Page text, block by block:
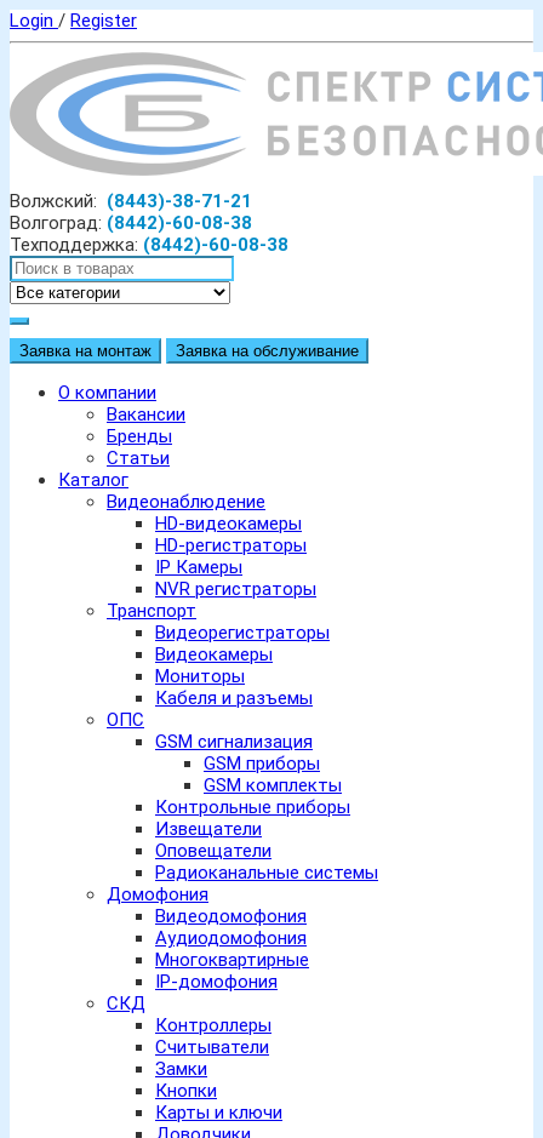
Login / Register
Волжский: (8443)-38-71-21
Волгоград: (8442)-60-08-38
Техподдержка: (8442)-60-08-38
Заявка на монтаж Заявка на обслуживание
О компании
Вакансии
Бренды
Статьи
Каталог
Видеонаблюдение
HD-видеокамеры
HD-регистраторы
IP Камеры
NVR регистраторы
Транспорт
Видеорегистраторы
Видеокамеры
Мониторы
Кабеля и разъемы
ОПС
GSM сигнализация
GSM приборы
GSM комплекты
Контрольные приборы
Извещатели
Оповещатели
Радиоканальные системы
Домофония
Видеодомофония
Аудиодомофония
Многоквартирные
IP-домофония
СКД
Контроллеры
Считыватели
Замки
Кнопки
Карты и ключи